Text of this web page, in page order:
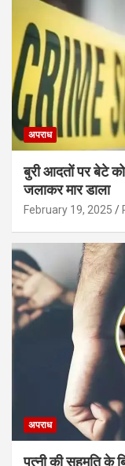
अपराध
बुरी आदतों पर बेटे
जलाकर मार डाला
February 19, 2025
अपराध
पत्नी की सहमति के